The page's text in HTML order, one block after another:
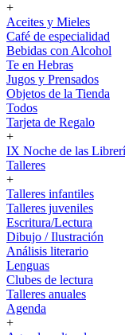
+
Aceites y Mieles
Café de especialidad
Bebidas con Alcohol
Te en Hebras
Jugos y Prensados
Objetos de la Tienda
Todos
Tarjeta de Regalo
+
IX Noche de las
Talleres
+
Talleres infantiles
Talleres juveniles
Escritura/Lectura
Dibujo / Ilustración
Análisis literario
Lenguas
Clubes de lectura
Talleres anuales
Agenda
+